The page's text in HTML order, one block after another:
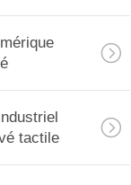
tactile